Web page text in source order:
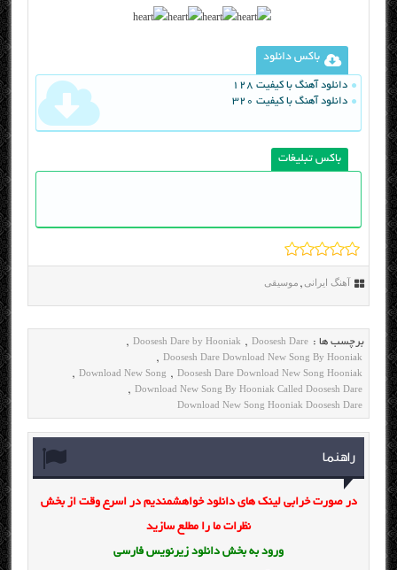
باکس دانلود
دانلود آهنگ با کیفیت 128
دانلود آهنگ با کیفیت 320
باکس تبلیغات
آهنگ ایرانی, موسیقی
برچسب ها : Doosesh Dare
,
Doosesh Dare by Hooniak
,
Doosesh Dare Download New Song By Hooniak
,
Doosesh Dare Download New Song Hooniak
,
Download New Song
,
Download New Song By Hooniak Called Doosesh Dare
,
Download New Song Hooniak Doosesh Dare
راهنما
در صورت خرابی لینک های دانلود خواهشمندیم در اسرع وقت از بخش
نظرات ما را مطلع سازید
ورود به بخش دانلود زیرنویس فارسی